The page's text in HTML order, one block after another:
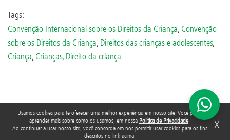
Usamos cookies para te oferecer uma melhor experiência em nosso site. Você pode
aprender mais sobre como os usamos, em nossa Política de Privacidade.
Ao continuar a usar nosso site, você concorda em nos permitir usar cookies para os fins
descritos no link acima.
X
Tags:
Convenção Internacional sobre os Direitos da Criança, Convenção
sobre os Direitos da Criança, Direitos das crianças e adolescentes,
Criança, Crianças, Direito da criança